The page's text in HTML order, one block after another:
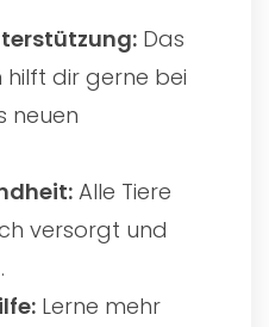
Das
hilft dir gerne bei
neuen
Alle Tiere
versorgt und
Lerne mehr